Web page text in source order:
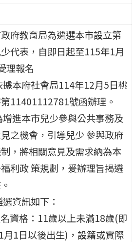
府教育局為遴選本市設立第
代表，自即日起至115年1月
理報名
據本府社會局114年12月5日桃
11401112781號函辦理。
增進本市兒少參與公共事務及
之機會，引導兒少 參與政府
，將相關意見及需求納為本
利政 策規劃，爰辦理旨揭遴
資訊如下：
資格：11歲以上未滿18歲(即
月1日以後出生)，設籍或實際